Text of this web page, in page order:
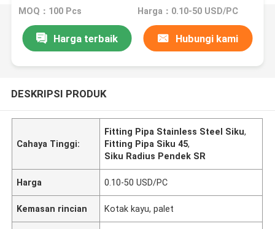
MOQ：100 Pcs Harga：0.10-50 USD/PC
Harga terbaik Hubungi kami
DESKRIPSI PRODUK
Cahaya Tinggi:
Fitting Pipa Stainless Steel Siku,
Fitting Pipa Siku 45,
Siku Radius Pendek SR
Harga 0.10-50 USD/PC
Kemasan rincian Kotak kayu, palet